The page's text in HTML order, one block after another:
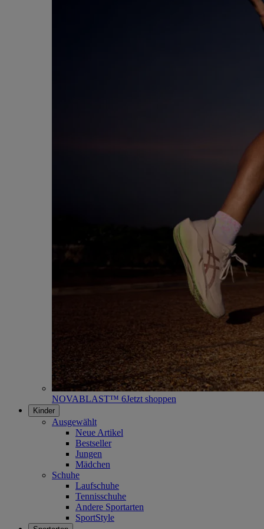
NOVABLAST™ 6Jetzt shoppen
Kinder
Ausgewählt
Neue Artikel
Bestseller
Jungen
Mädchen
Schuhe
Laufschuhe
Tennisschuhe
Andere Sportarten
SportStyle